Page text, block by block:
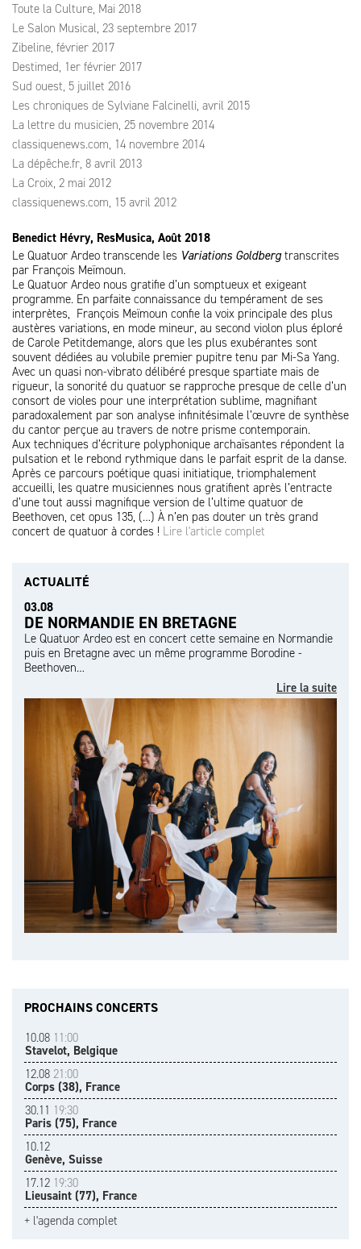
Toute la Culture, Mai 2018
Le Salon Musical, 23 septembre 2017
Zibeline, février 2017
Destimed, 1er février 2017
Sud ouest, 5 juillet 2016
Les chroniques de Sylviane Falcinelli, avril 2015
La lettre du musicien, 25 novembre 2014
classiquenews.com, 14 novembre 2014
La dépêche.fr, 8 avril 2013
La Croix, 2 mai 2012
classiquenews.com, 15 avril 2012
Benedict Hévry, ResMusica, Août 2018
Le Quatuor Ardeo transcende les Variations Goldbergtranscrites
par François Meïmoun.
Le Quatuor Ardeo nous gratifie d’un somptueux et exigeant
programme. En parfaite connaissance du tempérament de ses
interprètes, François Meïmoun confie la voix principale des plus
austères variations, en mode mineur, au second violon plus éploré
de Carole Petitdemange, alors que les plus exubérantes sont
souvent dédiées au volubile premier pupitre tenu par Mi-Sa Yang.
Avec un quasi non-vibrato délibéré presque spartiate mais de
rigueur, la sonorité du quatuor se rapproche presque de celle d’un
consort de violes pour une interprétation sublime, magnifiant
paradoxalement par son analyse infinitésimale l’œuvre de synthèse
du cantor perçue au travers de notre prisme contemporain.
Aux techniques d’écriture polyphonique archaïsantes répondent la
pulsation et le rebond rythmique dans le parfait esprit de la danse.
Après ce parcours poétique quasi initiatique, triomphalement
accueilli, les quatre musiciennes nous gratifient après l’entracte
d’une tout aussi magnifique version de l’ultime quatuor de
Beethoven, cet opus 135, (…) À n’en pas douter un très grand
concert de quatuor à cordes ! Lire l'article complet
ACTUALITÉ
03.08
DE NORMANDIE EN BRETAGNE
Le Quatuor Ardeo est en concert cette semaine en Normandie
puis en Bretagne avec un même programme Borodine -
Beethoven…
Lire la suite
PROCHAINS CONCERTS
10.08 11:00
Stavelot, Belgique
12.08 21:00
Corps (38), France
30.11 19:30
Paris (75), France
10.12
Genève, Suisse
17.12 19:30
Lieusaint (77), France
+ l'agenda complet